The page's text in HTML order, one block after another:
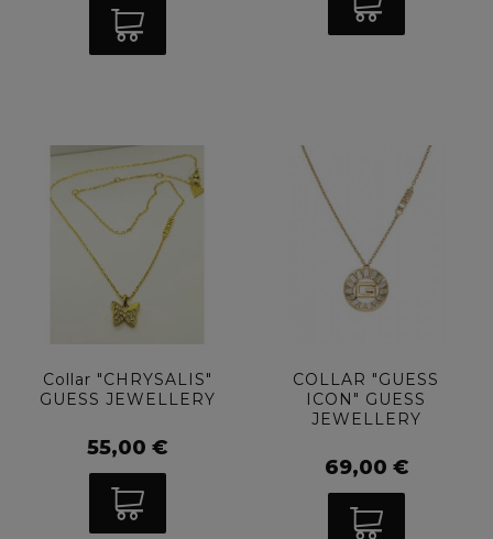
Collar "CHRYSALIS"
GUESS JEWELLERY
55,00 €
COLLAR "GUESS
ICON" GUESS
JEWELLERY
69,00 €